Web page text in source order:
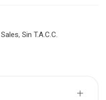
, Sin T.A.C.C.